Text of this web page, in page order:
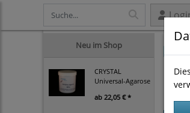
Neu im Shop
CRYSTAL
Universal-Agarose
ab 22,05 € *